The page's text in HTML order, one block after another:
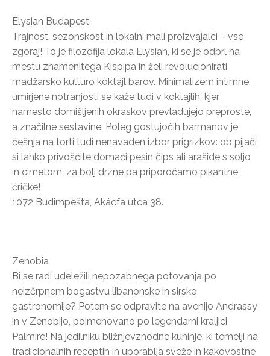
Elysian Budapest
Trajnost, sezonskost in lokalni mali proizvajalci – vse
zgoraj! To je filozofija lokala Elysian, ki se je odprl na
mestu znamenitega Kispipa in želi revolucionirati
madžarsko kulturo koktajl barov. Minimalizem intimne,
umirjene notranjosti se kaže tudi v koktajlih, kjer
namesto domišljenih okraskov prevladujejo preproste,
a značilne sestavine. Poleg gostujočih barmanov je
češnja na torti tudi nenavaden izbor prigrizkov: ob pijači
si lahko privoščite domači pesin čips ali arašide s soljo
in cimetom, za bolj drzne pa priporočamo pikantne
čričke!
1072 Budimpešta, Akácfa utca 38.
Zenobia
Bi se radi udeležili nepozabnega potovanja po
neizčrpnem bogastvu libanonske in sirske
gastronomije? Potem se odpravite na avenijo Andrassy
in v Zenobijo, poimenovano po legendarni kraljici
Palmire! Na jedilniku bližnjevzhodne kuhinje, ki temelji na
tradicionalnih receptih in uporablja sveže in kakovostne